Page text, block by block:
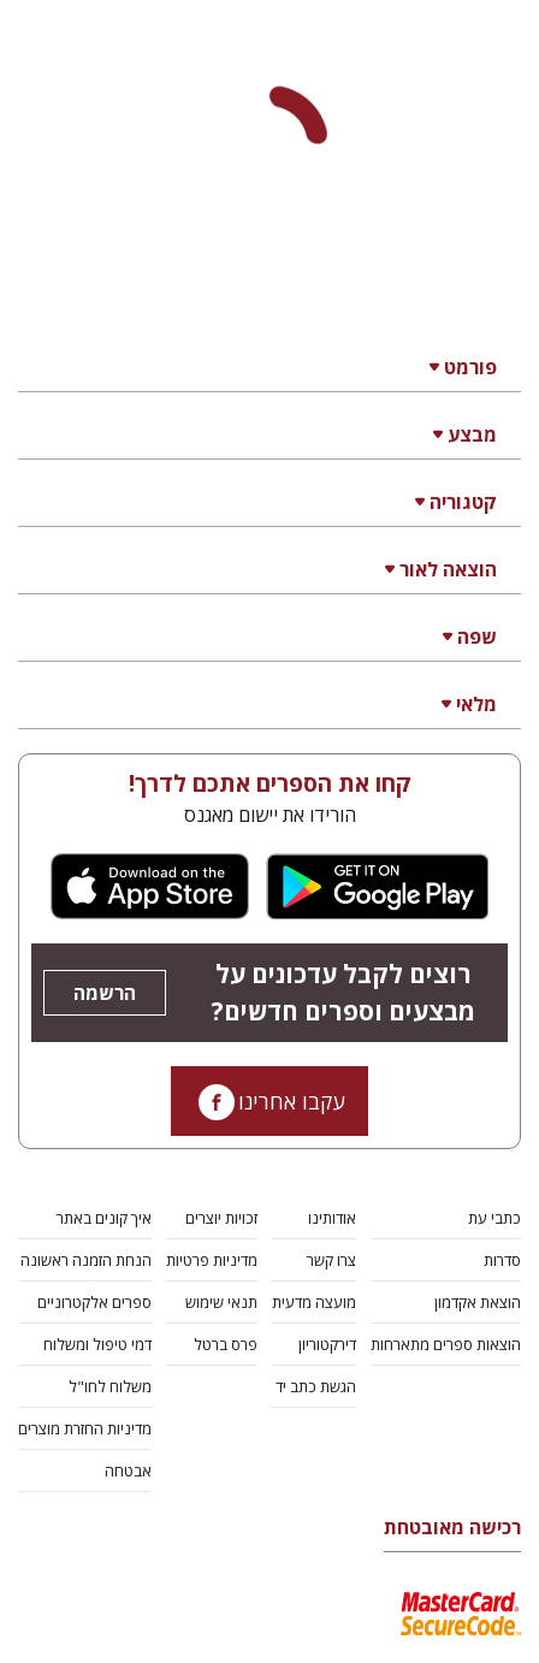
פורמט
מבצע
קטגוריה
הוצאה לאור
שפה
מלאי
קחו את הספרים אתכם לדרך!
הורידו את יישום מאגנס
רוצים לקבל עדכונים על
מבצעים וספרים חדשים?
הרשמה
עקבו אחרינו
כתבי עת
סדרות
הוצאת אקדמון
הוצאות ספרים מתארחות
אודותינו
צרו קשר
מועצה מדעית
דירקטוריון
הגשת כתב יד
זכויות יוצרים
מדיניות פרטיות
תנאי שימוש
פרס ברטל
איך קונים באתר
הנחת הזמנה ראשונה
ספרים אלקטרוניים
דמי טיפול ומשלוח
משלוח לחו"ל
מדיניות החזרת מוצרים
אבטחה
רכישה מאובטחת